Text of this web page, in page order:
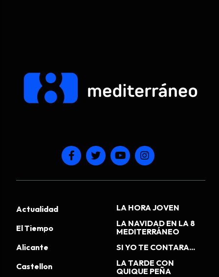
Actualidad
El Tiempo
Alicante
Castellon
LA HORA JOVEN
LA NAVIDAD EN LA 8
MEDITERRÁNEO
SI YO TE CONTARA...
LA TARDE CON
QUIQUE PEÑA